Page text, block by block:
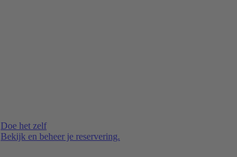
Doe het zelf
Bekijk en beheer je reservering.